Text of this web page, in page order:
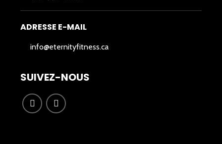
ADRESSE E-MAIL
info@eternityfitness.ca
SUIVEZ-NOUS